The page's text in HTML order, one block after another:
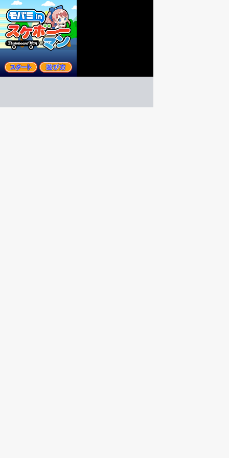
モバミinスケボーマン
アクション
ゲーム紹介 -モバミが挑戦するスケボーアクション
遊び方 - 華麗な連続ジャンプで高得点を目指そう！！